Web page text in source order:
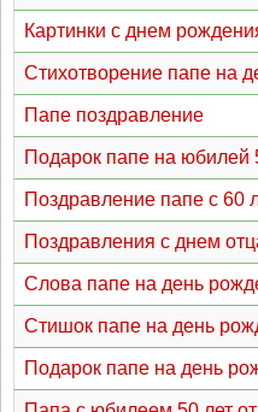
Картинки с днем
Стихотворение папе на
Папе поздравление
Подарок папе на юбилей
Поздравление папе с 60
Поздравления с днем
Слова папе на день
Стишок папе на день
Подарок папе на день